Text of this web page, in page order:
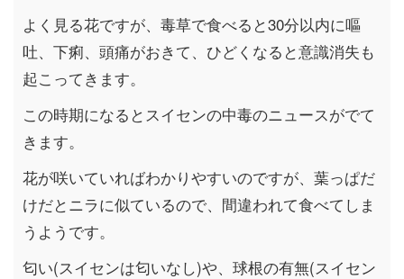
よく見る花ですが、毒草で食べると30分以内に嘔
吐、下痢、頭痛がおきて、ひどくなると意識消失も
起こってきます。
この時期になるとスイセンの中毒のニュースがでて
きます。
花が咲いていればわかりやすいのですが、葉っぱだ
けだとニラに似ているので、間違われて食べてしま
うようです。
匂い(スイセンは匂いなし)や、球根の有無(スイセン